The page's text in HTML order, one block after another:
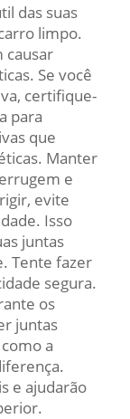
das suas
limpo.
causar
Se você
certifique-
para
que
Manter
e
evite
Isso
juntas
Tente fazer
segura.
os
juntas
a
e ajudarão